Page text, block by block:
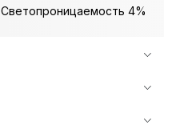
Светопроницаемость 4%